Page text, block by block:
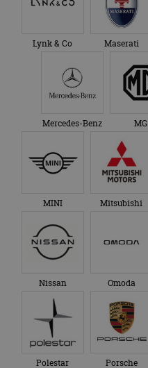
Lynk & Co Maserati
Mercedes-Benz MG
MINI Mitsubishi
Nissan Omoda
Polestar Porsche